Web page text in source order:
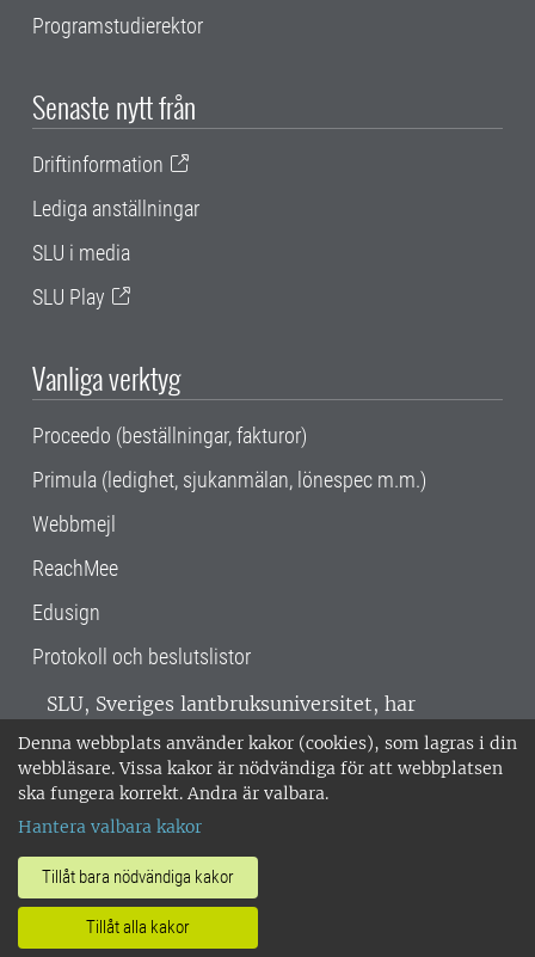
Denna webbplats använder kakor (cookies), som lagras i din
webbläsare. Vissa kakor är nödvändiga för att webbplatsen
ska fungera korrekt. Andra är valbara.
Hantera valbara kakor
Tillåt bara nödvändiga kakor
Tillåt alla kakor
Programstudierektor
Senaste nytt från
Driftinformation
Lediga anställningar
SLU i media
SLU Play
Vanliga verktyg
Proceedo (beställningar, fakturor)
Primula (ledighet, sjukanmälan, lönespec m.m.)
Webbmejl
ReachMee
Edusign
Protokoll och beslutslistor
SLU, Sveriges lantbruksuniversitet, har
verksamhet över hela Sverige. Huvudorter är
Alnarp, Uppsala och Umeå.SLU är
miljöcertifierat enligt ISO 14001. •
018-67 10 00 • Org nr: 202100-2817 •
Om SLU:s webbplatser
•Hantera kakor•Behandling av
personuppgifter